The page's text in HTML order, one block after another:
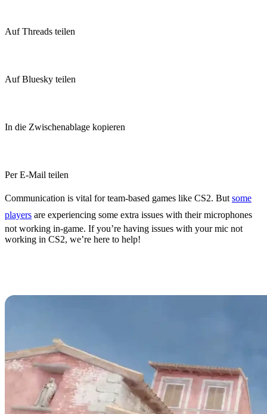
Auf Threads teilen
Auf Bluesky teilen
In die Zwischenablage kopieren
Per E-Mail teilen
Communication is vital for team-based games like CS2. But some
players are experiencing some extra issues with their microphones
not working in-game. If you’re having issues with your mic not
working in CS2, we’re here to help!